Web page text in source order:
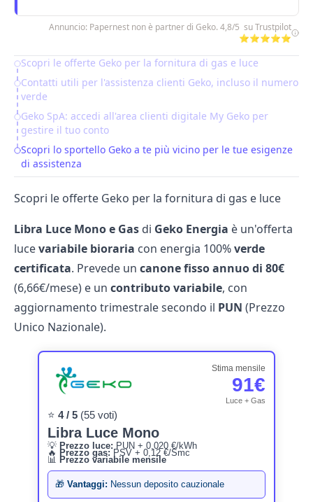
Annuncio: Papernest non è partner di Geko. 4,8/5 su Trustpilot
⭐⭐⭐⭐⭐
Table of Contents
Scopri le offerte Geko per la fornitura di gas e luce
Contatti utili per l'assistenza clienti Geko, incluso il numero
verde
Geko SpA: accedi all'area clienti digitale My Geko per
gestire il tuo conto
Scopri lo sportello Geko a te più vicino per le tue esigenze
di assistenza
Scopri le offerte Geko per la fornitura di gas e luce
Libra Luce Mono e Gas di Geko Energia è un'offerta
lucevariabile bioraria con energia 100%verde
certificata. Prevede un canone fisso annuo di 80€
(6,66€/mese) e un contributo variabile, con
aggiornamento trimestrale secondo il PUN (Prezzo
Unico Nazionale).
⭐ 4 / 5(55 voti)
Libra Luce Mono
Stima mensile
91€
Luce + Gas
💡 Prezzo luce: PUN + 0,020 €/kWh
🔥 Prezzo gas: PSV + 0,12 €/Smc
📊 Prezzo variabile mensile
🎁 Vantaggi: Nessun deposito cauzionale